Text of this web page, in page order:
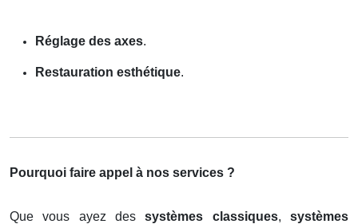
Réglage des axes.
Restauration esthétique.
Pourquoi faire appel à nos services ?
Que vous ayez dessystèmes classiques,systèmes